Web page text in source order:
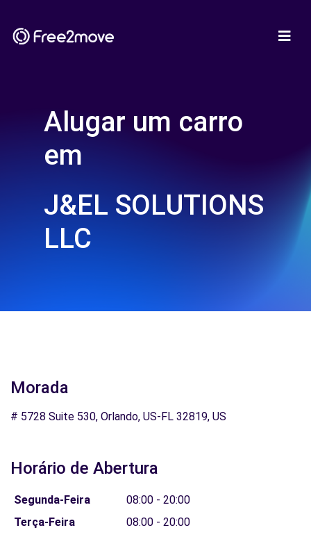
Alugar um carro
em
J&EL SOLUTIONS
LLC
Morada
# 5728 Suite 530, Orlando, US-FL 32819, US
Horário de Abertura
Segunda-Feira
08:00 - 20:00
Terça-Feira
08:00 - 20:00